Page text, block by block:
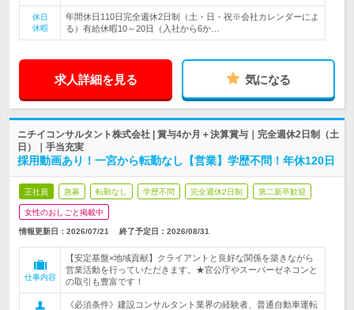
休日
休暇
年間休日110日完全週休2日制（土・日・祝※会社カレンダーによ
る）有給休暇10～20日（入社から6か…
求人詳細を見る 気になる
ニチイコンサルタント株式会社 | 賞与4か月＋決算賞与｜完全週休2日制（土
日）｜手当充実
採用動画あり！一宮から転勤なし【営業】学歴不問！年休120日
正社員 急募 転勤なし 学歴不問 完全週休2日制 第二新卒歓迎
女性のおしごと掲載中
情報更新日：2026/07/21 終了予定日： 2026/08/31
仕事内容
【安定基盤×地域貢献】クライアントと良好な関係を築きながら
営業活動を行っていただきます。★官公庁やスーパーゼネコンと
の取引も豊富です！
《必須条件》建設コンサルタント業界の経験者、普通自動車運転